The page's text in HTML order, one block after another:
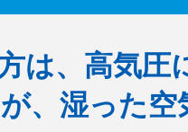
は、高気圧
、湿った空